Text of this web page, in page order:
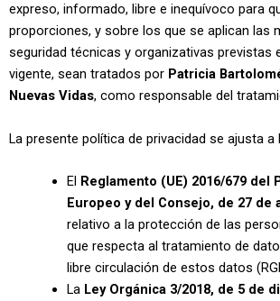
expreso, informado, libre e inequívoco para
proporciones, y sobre los que se aplican las
seguridad técnicas y organizativas previstas
vigente, sean tratados por Patricia
Nuevas Vidas, como responsable del
La presente política de privacidad se ajusta a
El Reglamento (UE) 2016/679 del
Europeo y del Consejo, de 27 de
relativo a la protección de las
que respecta al tratamiento de
libre circulación de estos datos
La Ley Orgánica 3/2018, de 5 de